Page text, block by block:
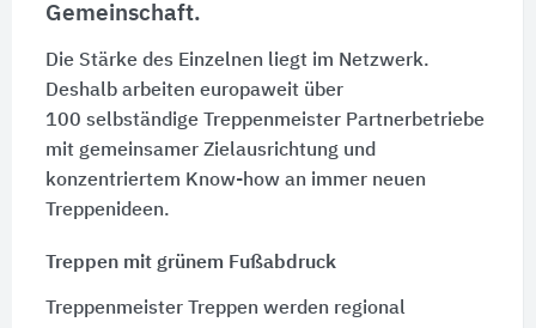
Gemeinschaft.
Die Stärke des Einzelnen liegt im Netzwerk.
Deshalb arbeiten europaweit über
100 selbständigeTreppenmeister Partnerbetriebe
mit gemeinsamer Zielausrichtung und
konzentriertem Know-how an immer neuen
Treppenideen.
Treppen mit grünem Fußabdruck
Treppenmeister Treppen werden regional